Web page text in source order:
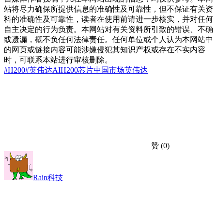
站将尽力确保所提供信息的准确性及可靠性，但不保证有关资
料的准确性及可靠性，读者在使用前请进一步核实，并对任何
自主决定的行为负责。本网站对有关资料所引致的错误、不确
或遗漏，概不负任何法律责任。任何单位或个人认为本网站中
的网页或链接内容可能涉嫌侵犯其知识产权或存在不实内容
时，可联系本站进行审核删除。
#H200#英伟达AIH200芯片中国市场英伟达
赞 (0)
Rain科技